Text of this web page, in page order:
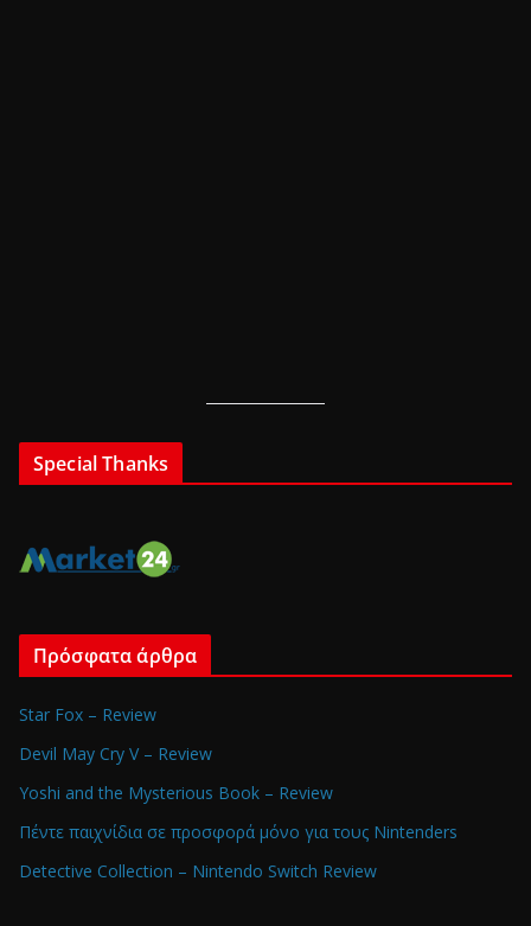
Special Thanks
Πρόσφατα άρθρα
Star Fox – Review
Devil May Cry V – Review
Yoshi and the Mysterious Book – Review
Πέντε παιχνίδια σε προσφορά μόνο για τους Nintenders
Detective Collection – Nintendo Switch Review